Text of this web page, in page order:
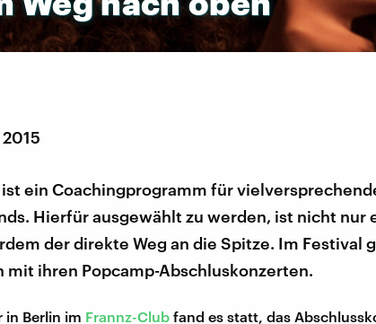
ist ein Coachingprogramm für
Hierfür ausgewählt zu werden, ist nicht nur
der direkte Weg an die Spitze. Im Festival
mit ihren Popcamp-Abschluskonzerten.
in Berlin im Frannz-Club fand es statt, das